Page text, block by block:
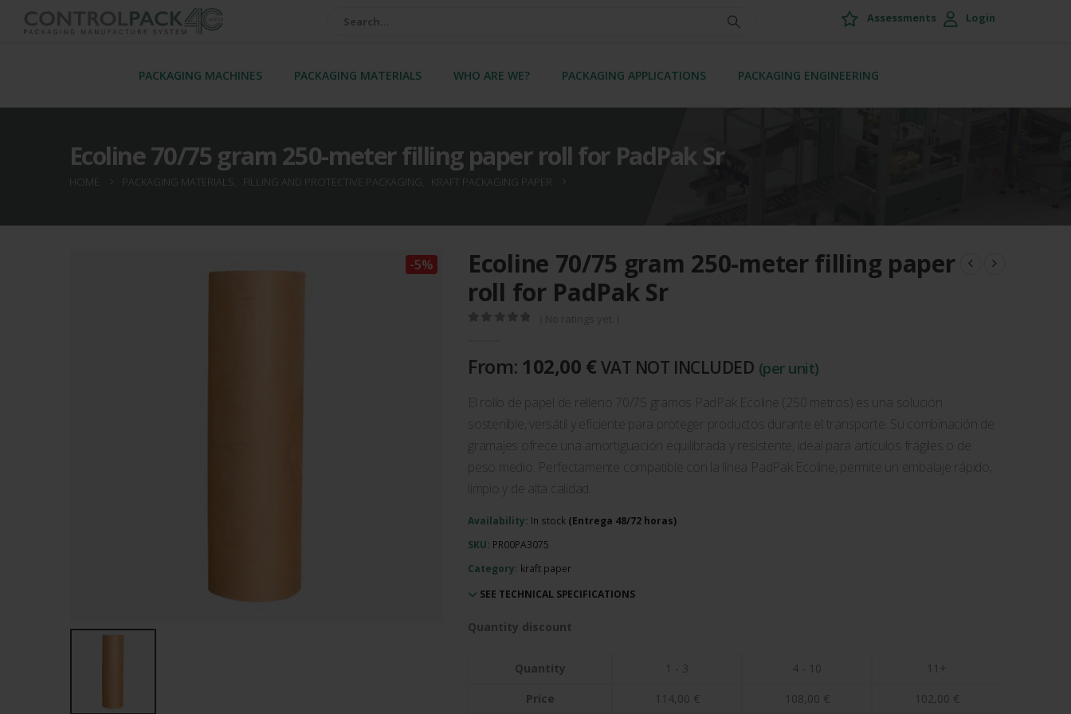
Assessments Login
PACKAGING MACHINES PACKAGING MATERIALS WHO ARE WE? PACKAGING APPLICATIONS PACKAGING ENGINEERING
Ecoline 70/75 gram 250-meter filling paper roll for PadPak Sr
HOME PACKAGING MATERIALS FILLING AND PROTECTIVE PACKAGING KRAFT PACKAGING PAPER
-5%
Ecoline 70/75 gram 250-meter filling paper
roll for PadPak Sr
From: 102,00 € VAT NOT INCLUDED (per unit)
El rollo de papel de relleno 70/75 gramos PadPak Ecoline (250 metros) es una solución
sostenible, versátil y eficiente para proteger productos durante el transporte. Su combinación de
gramajes ofrece una amortiguación equilibrada y resistente, ideal para artículos frágiles o de
peso medio. Perfectamente compatible con la línea PadPak Ecoline, permite un embalaje rápido,
limpio y de alta calidad.
Availability: In stock
SKU: PR00PA3075
Category: kraft paper
SEE TECHNICAL SPECIFICATIONS
Quantity discount
Quantity 1 - 3 4 - 10
11+
Price
114,00 € 108,00 € 102,00 €